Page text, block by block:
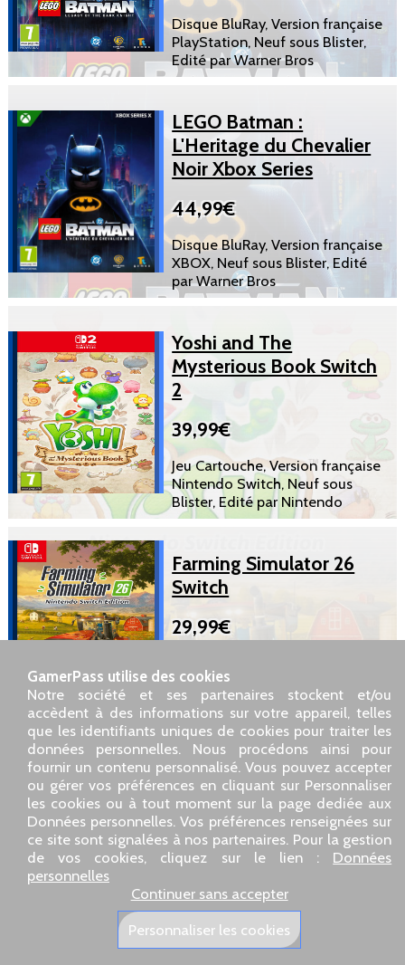
Disque BluRay, Version française
PlayStation, Neuf sous Blister,
Edité par Warner Bros
LEGO Batman :
L'Heritage du Chevalier
Noir Xbox Series
44,99€
Disque BluRay, Version française
XBOX, Neuf sous Blister, Edité
par Warner Bros
Yoshi and The
Mysterious Book Switch
2
39,99€
Jeu Cartouche, Version française
Nintendo Switch, Neuf sous
Blister, Edité par Nintendo
Farming Simulator 26
Switch
29,99€
Nintendo Switch, Neuf sous
Blister, Edité par Giants Software
GamerPass utilise des cookies
Notre société et ses partenaires stockent et/ou
accèdent à des informations sur votre appareil, telles
que les identifiants uniques de cookies pour traiter les
données personnelles. Nous procédons ainsi pour
fournir un contenu personnalisé. Vous pouvez accepter
ou gérer vos préférences en cliquant sur Personnaliser
les cookies ou à tout moment sur la page dediée aux
Données personnelles. Vos préférences renseignées sur
ce site sont signalées à nos partenaires. Pour la gestion
de vos cookies, cliquez sur le lien : Données
personnelles
Continuer sans accepter
Personnaliser les cookies
SARL GDN GamerPass, Service client par téléphone : 01 85
09 18 80
Notre adresse : 5 chemin de Daru 26100 Romans sur Isère
(France)
Notre adresse e-mail :pro@gamerpass.fr
Accueil-Espace Client-Contacts - Mentions légales
Données personnelles -
Retour et Remboursement
Qui sommes nous
- Politiques de livraison